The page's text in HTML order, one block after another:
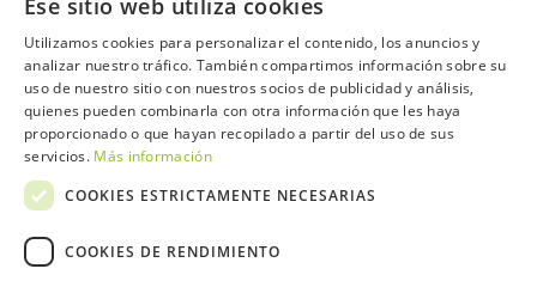
Contacta con el equipo de NextCaddy
Opina Contacta
Ese sitio web utiliza cookies
Utilizamos cookies para personalizar el contenido, los anuncios y
analizar nuestro tráfico. También compartimos información sobre su
uso de nuestro sitio con nuestros socios de publicidad y análisis,
quienes pueden combinarla con otra información que les haya
proporcionado o que hayan recopilado a partir del uso de sus
servicios. Más información
COOKIES ESTRICTAMENTE NECESARIAS
COOKIES DE RENDIMIENTO